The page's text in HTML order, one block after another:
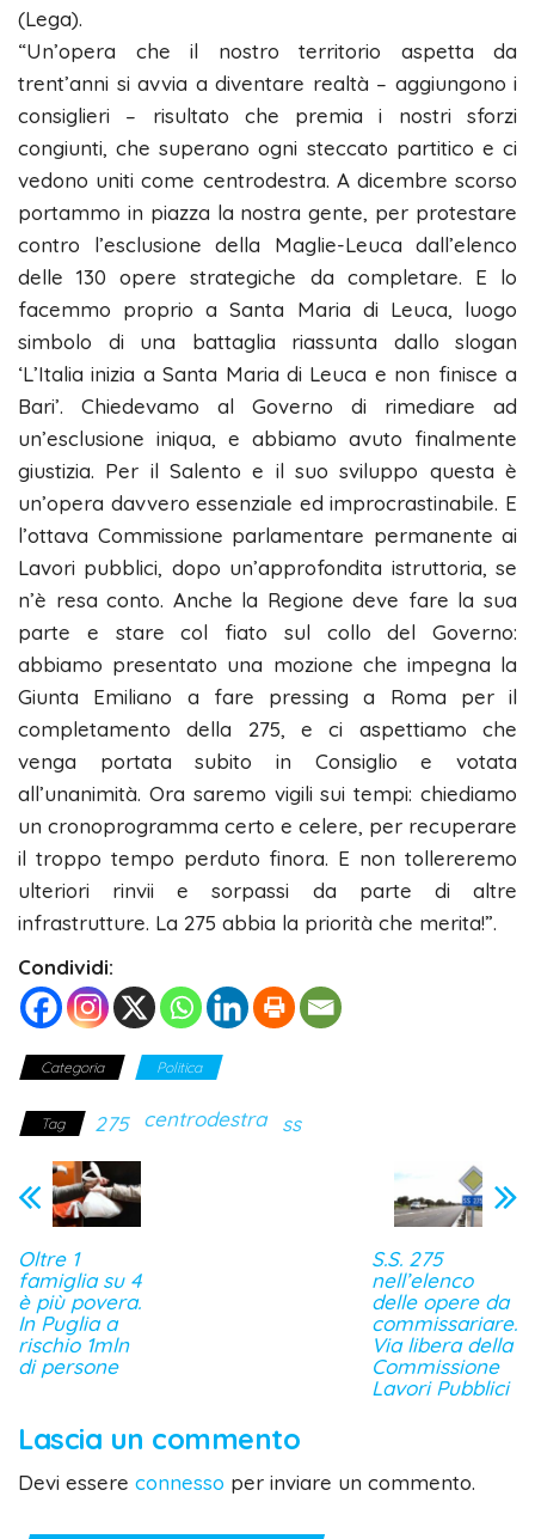
(Lega).
“Un’opera che il nostro territorio aspetta da
trent’anni si avvia a diventare realtà – aggiungono i
consiglieri – risultato che premia i nostri sforzi
congiunti, che superano ogni steccato partitico e ci
vedono uniti come centrodestra. A dicembre scorso
portammo in piazza la nostra gente, per protestare
contro l’esclusione della Maglie-Leuca dall’elenco
delle 130 opere strategiche da completare. E lo
facemmo proprio a Santa Maria di Leuca, luogo
simbolo di una battaglia riassunta dallo slogan
‘L’Italia inizia a Santa Maria di Leuca e non finisce a
Bari’. Chiedevamo al Governo di rimediare ad
un’esclusione iniqua, e abbiamo avuto finalmente
giustizia. Per il Salento e il suo sviluppo questa è
un’opera davvero essenziale ed improcrastinabile. E
l’ottava Commissione parlamentare permanente ai
Lavori pubblici, dopo un’approfondita istruttoria, se
n’è resa conto. Anche la Regione deve fare la sua
parte e stare col fiato sul collo del Governo:
abbiamo presentato una mozione che impegna la
Giunta Emiliano a fare pressing a Roma per il
completamento della 275, e ci aspettiamo che
venga portata subito in Consiglio e votata
all’unanimità. Ora saremo vigili sui tempi: chiediamo
un cronoprogramma certo e celere, per recuperare
il troppo tempo perduto finora. E non tollereremo
ulteriori rinvii e sorpassi da parte di altre
infrastrutture. La 275 abbia la priorità che merita!”.
Condividi:
Categoria Politica
Tag 275 centrodestra ss
Oltre 1
famiglia su 4
è più povera.
In Puglia a
rischio 1mln
di persone
S.S. 275
nell’elenco
delle opere da
commissariare.
Via libera della
Commissione
Lavori Pubblici
Lascia un commento
Devi essere connesso per inviare un commento.